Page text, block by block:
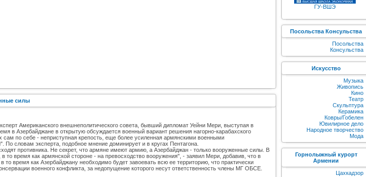
силы
Американского внешнеполитического совета, бывший дипломат Уейни Мери, выступая в
в Азербайджане в открытую обсуждается военный вариант решения нагорно-карабахского
по себе - неприступная крепость, еще более усиленная армянскими военными
словам эксперта, подобное мнение доминирует и в кругах Пентагона.
противника. Не секрет, что армяне имеют армию, а Азербайджан - только вооруженные силы. В
то время как армянской стороне - на превосходство вооружения", - заявил Мери, добавив, что в
время как Азербайджану необходимо будет завоевать всю ее территорию, что практически
военного конфликта, за недопущение которого несут ответственность члены МГ ОБСЕ.
ГУ-ВШЭ
Посольства Консульства
Посольства
Консульства
Искусство
Музыка
Живопись
Кино
Театр
Скульптура
Керамика
Ковры/Гобелен
Ювилирное дело
Народное творчество
Мода
Горнолыжный курорт
Армении
Цахкадзор